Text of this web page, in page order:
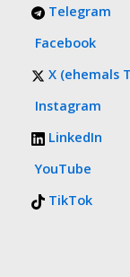
Telegram
Facebook
X (ehemals
Instagram
LinkedIn
YouTube
TikTok